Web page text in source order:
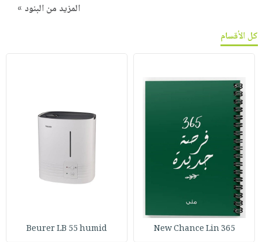
المزيد من البنود »
كل الأقسام
365 New Chance Lin
Beurer LB 55 humid